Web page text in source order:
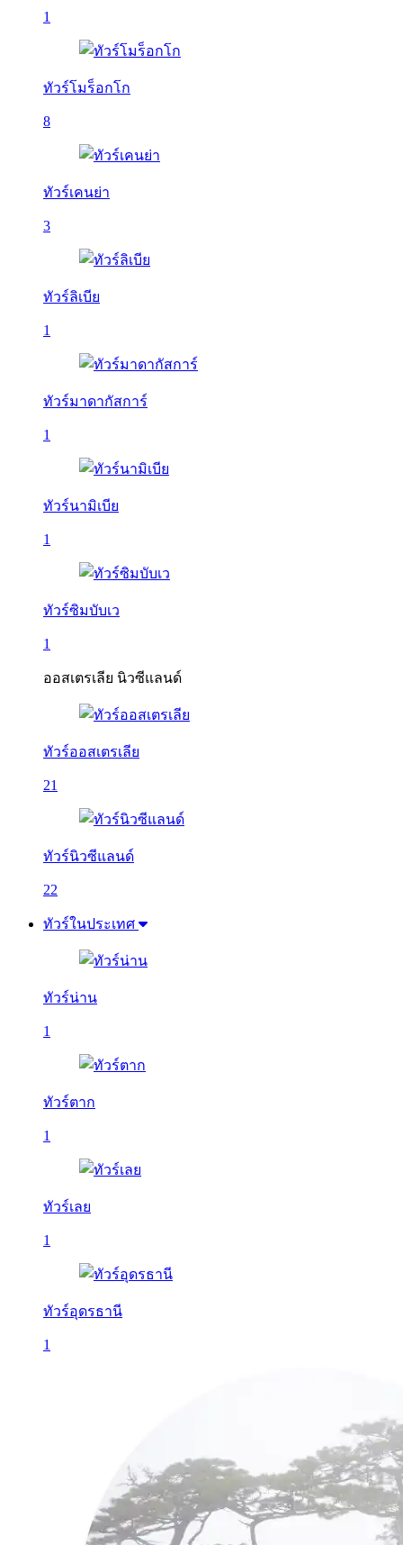
1
ทัวร์โมร็อกโก
8
ทัวร์เคนย่า
3
ทัวร์ลิเบีย
1
ทัวร์มาดากัสการ์
1
ทัวร์นามิเบีย
1
ทัวร์ซิมบับเว
1
ออสเตรเลีย นิวซีแลนด์
ทัวร์ออสเตรเลีย
21
ทัวร์นิวซีแลนด์
22
ทัวร์ในประเทศ
ทัวร์น่าน
1
ทัวร์ตาก
1
ทัวร์เลย
1
ทัวร์อุดรธานี
1